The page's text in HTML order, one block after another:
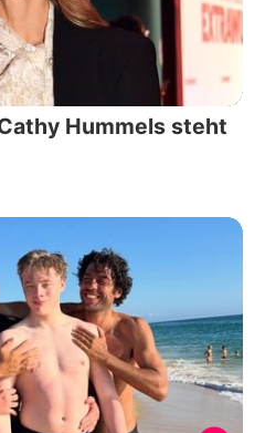
Hummels steht